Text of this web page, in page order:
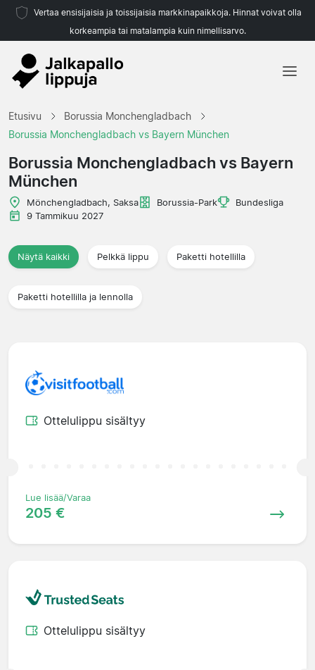
Vertaa ensisijaisia ja toissijaisia markkinapaikkoja. Hinnat voivat olla
korkeampia tai matalampia kuin nimellisarvo.
Joukkueet
Liigat
Etusivu
Borussia Monchengladbach
Borussia Monchengladbach vs Bayern München
Borussia Monchengladbach vs Bayern
München
Mönchengladbach, Saksa Borussia-Park
Bundesliga
9 Tammikuu 2027
Näytä kaikki Pelkkä lippu Paketti hotellilla
Paketti hotellilla ja lennolla
Ottelulippu sisältyy
Lue lisää/Varaa
205 €
Ottelulippu sisältyy